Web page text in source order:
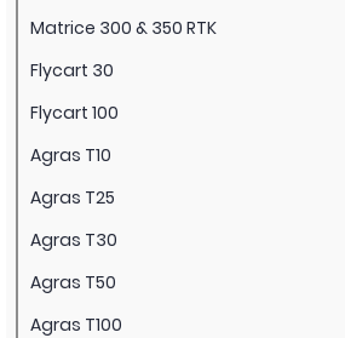
Matrice 300 & 350 RTK
Flycart 30
Flycart 100
Agras T10
Agras T25
Agras T30
Agras T50
Agras T100